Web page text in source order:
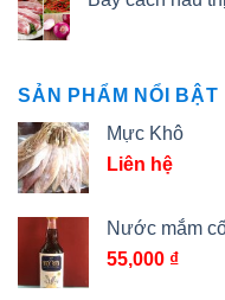
SẢN PHẨM NỔI BẬT
Mực Khô
Liên hệ
Nước mắm
55,000 ₫